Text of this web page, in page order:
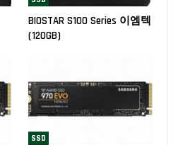
BIOSTAR S100 Series 이엠텍
(120GB)
SSD